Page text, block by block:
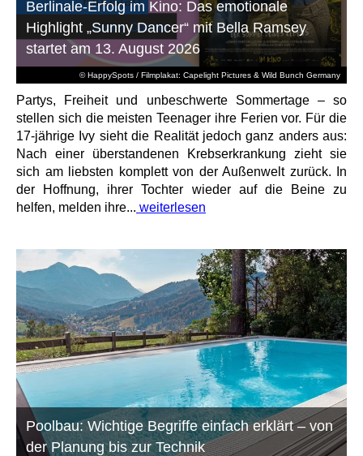
© HappySpots / Filmplakat: Capelight Pictures & Wild Bunch Germany
Berlinale-Erfolg im Kino: Das emotionale
Highlight „Sunny Dancer“ mit Bella Ramsey
startet am 13. August 2026
Partys, Freiheit und unbeschwerte Sommertage – so
stellen sich die meisten Teenager ihre Ferien vor. Für die
17-jährige Ivy sieht die Realität jedoch ganz anders aus:
Nach einer überstandenen Krebserkrankung zieht sie
sich am liebsten komplett von der Außenwelt zurück. In
der Hoffnung, ihrer Tochter wieder auf die Beine zu
helfen, melden ihre... weiterlesen
Poolbau: Wichtige Begriffe einfach erklärt – von
der Planung bis zur Technik